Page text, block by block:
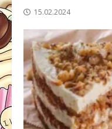
15.02.2024